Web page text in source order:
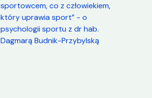
sportowcem, co z człowiekiem,
który uprawia sport” - o
psychologii sportu z dr hab.
Dagmarą Budnik-Przybylską